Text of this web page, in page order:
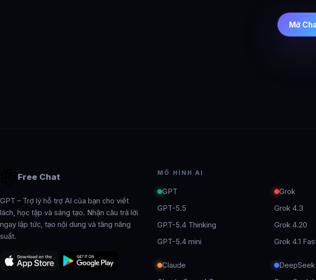
Mở
Free Chat
GPT – Trợ lý hỗ trợ AI của bạn cho viết
lách, học tập và sáng tạo. Nhận câu trả lời
ngay lập tức, tạo nội dung và tăng năng
suất.
MÔ HÌNH AI
GPT
GPT-5.5
GPT-5.4 Thinking
GPT-5.4 mini
Claude
Grok
Grok 4.3
Grok 4.20
Grok 4.1
DeepSeek